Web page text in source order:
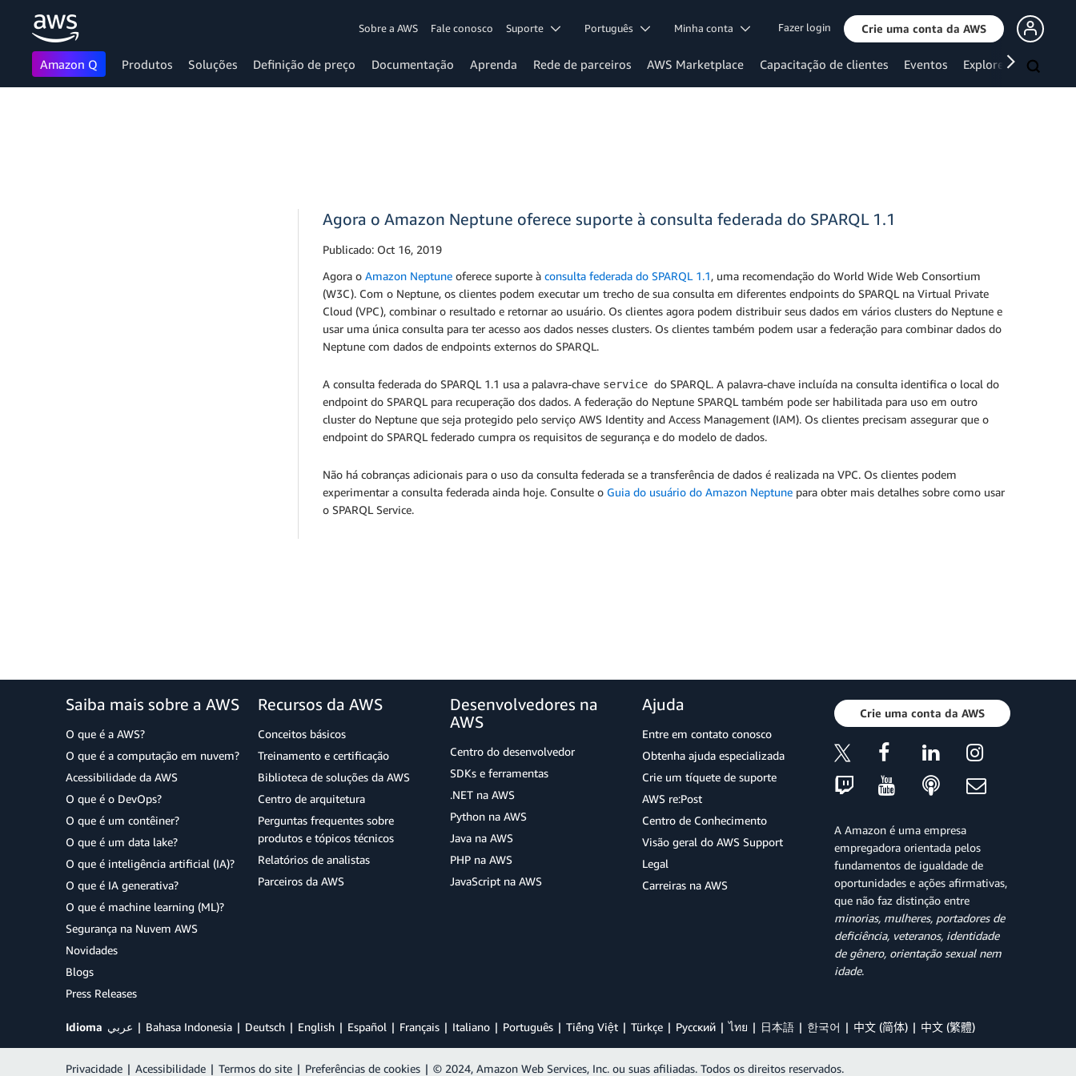
Sobre a AWS Fale conosco Suporte Português Minha conta Fazer login Crie uma conta da AWS
Amazon Q Produtos Soluções Definição de preço Documentação Aprenda Rede de parceiros AWS Marketplace Capacitação de clientes Eventos Explore mais
Agora o Amazon Neptune oferece suporte à consulta federada do SPARQL 1.1
Publicado: Oct 16, 2019
Agora o Amazon Neptune oferece suporte à consulta federada do SPARQL 1.1, uma recomendação do World Wide Web Consortium
(W3C). Com o Neptune, os clientes podem executar um trecho de sua consulta em diferentes endpoints do SPARQL na Virtual Private
Cloud (VPC), combinar o resultado e retornar ao usuário. Os clientes agora podem distribuir seus dados em vários clusters do Neptune e
usar uma única consulta para ter acesso aos dados nesses clusters. Os clientes também podem usar a federação para combinar dados do
Neptune com dados de endpoints externos do SPARQL.
A consulta federada do SPARQL 1.1 usa a palavra-chave service do SPARQL. A palavra-chave incluída na consulta identifica o local do
endpoint do SPARQL para recuperação dos dados. A federação do Neptune SPARQL também pode ser habilitada para uso em outro
cluster do Neptune que seja protegido pelo serviço AWS Identity and Access Management (IAM). Os clientes precisam assegurar que o
endpoint do SPARQL federado cumpra os requisitos de segurança e do modelo de dados.
Não há cobranças adicionais para o uso da consulta federada se a transferência de dados é realizada na VPC. Os clientes podem
experimentar a consulta federada ainda hoje. Consulte o Guia do usuário do Amazon Neptune para obter mais detalhes sobre como usar
o SPARQL Service.
Saiba mais sobre a AWS
O que é a AWS?
O que é a computação em nuvem?
Acessibilidade da AWS
O que é o DevOps?
O que é um contêiner?
O que é um data lake?
O que é inteligência artificial (IA)?
O que é IA generativa?
O que é machine learning (ML)?
Segurança na Nuvem AWS
Novidades
Blogs
Press Releases
Recursos da AWS
Conceitos básicos
Treinamento e certificação
Biblioteca de soluções da AWS
Centro de arquitetura
Perguntas frequentes sobre
produtos e tópicos técnicos
Relatórios de analistas
Parceiros da AWS
Desenvolvedores na
AWS
Centro do desenvolvedor
SDKs e ferramentas
.NET na AWS
Python na AWS
Java na AWS
PHP na AWS
JavaScript na AWS
Ajuda
Entre em contato conosco
Obtenha ajuda especializada
Crie um tíquete de suporte
AWS re:Post
Centro de Conhecimento
Visão geral do AWS Support
Legal
Carreiras na AWS
Crie uma conta da AWS
A Amazon é uma empresa
empregadora orientada pelos
fundamentos de igualdade de
oportunidades e ações afirmativas,
que não faz distinção entre
minorias, mulheres, portadores de
deficiência, veteranos, identidade
de gênero, orientação sexual nem
idade.
Idioma عربي Bahasa Indonesia Deutsch English Español Français Italiano Português Tiếng Việt Türkçe Ρусский ไทย 日本語 한국어 中文 (简体) 中文 (繁體)
Privacidade | Acessibilidade | Termos do site | Preferências de cookies | © 2024, Amazon Web Services, Inc. ou suas afiliadas. Todos os direitos reservados.